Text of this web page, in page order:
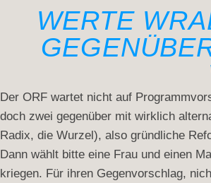
WERTE
Der ORF wartet nicht auf
doch zwei gegenüber mit wirklich
Radix, die Wurzel), also gründliche
Dann wählt bitte eine Frau und einen
kriegen. Für ihren Gegenvorschlag,